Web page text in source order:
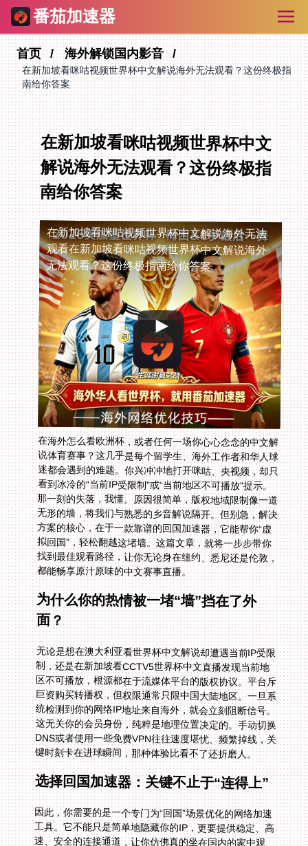
番茄加速器
首页 海外解锁国内影音
在新加坡看咪咕视频世界杯中文解说海外无法观看？这份终极指
南给你答案
在新加坡看咪咕视频世界杯中文
解说海外无法观看？这份终极指
南给你答案
在新加坡看咪咕视频世界杯中文解说海外无法
观看在新加坡看咪咕视频世界杯中文解说海外
无法观看？这份终极指南给你答案
在海外怎么看欧洲杯，或者任何一场你心心念念的中文解
说体育赛事？这几乎是每个留学生、海外工作者和华人球
迷都会遇到的难题。你兴冲冲地打开咪咕、央视频，却只
看到冰冷的“当前IP受限制”或“当前地区不可播放”提示。
那一刻的失落，我懂。原因很简单，版权地域限制像一道
无形的墙，将我们与熟悉的乡音解说隔开。但别急，解决
方案的核心，在于一款靠谱的回国加速器，它能帮你“虚
拟回国”，轻松翻越这堵墙。这篇文章，就将一步步带你
找到最佳观看路径，让你无论身在纽约、悉尼还是伦敦，
都能畅享原汁原味的中文赛事直播。
为什么你的热情被一堵“墙”挡在了外
面？
无论是想在澳大利亚看世界杯中文解说却遭遇当前IP受限
制，还是在新加坡看CCTV5世界杯中文直播发现当前地
区不可播放，根源都在于流媒体平台的版权协议。平台斥
巨资购买转播权，但权限通常只限中国大陆地区。一旦系
统检测到你的网络IP地址来自海外，就会立刻阻断信号。
这无关你的会员身份，纯粹是地理位置决定的。手动切换
DNS或者使用一些免费VPN往往速度堪忧、频繁掉线，关
键时刻卡在进球瞬间，那种体验比看不了还折磨人。
选择回国加速器：关键不止于“连得上”
因此，你需要的是一个专门为“回国”场景优化的网络加速
工具。它不能只是简单地隐藏你的IP，更要提供稳定、高
速、安全的连接通道，让你仿佛真的坐在国内的家中观
看。这里有几个你必须考量的核心功能，它们直接决定了